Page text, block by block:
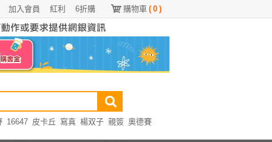
購物車 ( 0 )
6折購
紅利
加入會員
16647 皮卡丘 寫真 楊双子 親簽 奧德賽